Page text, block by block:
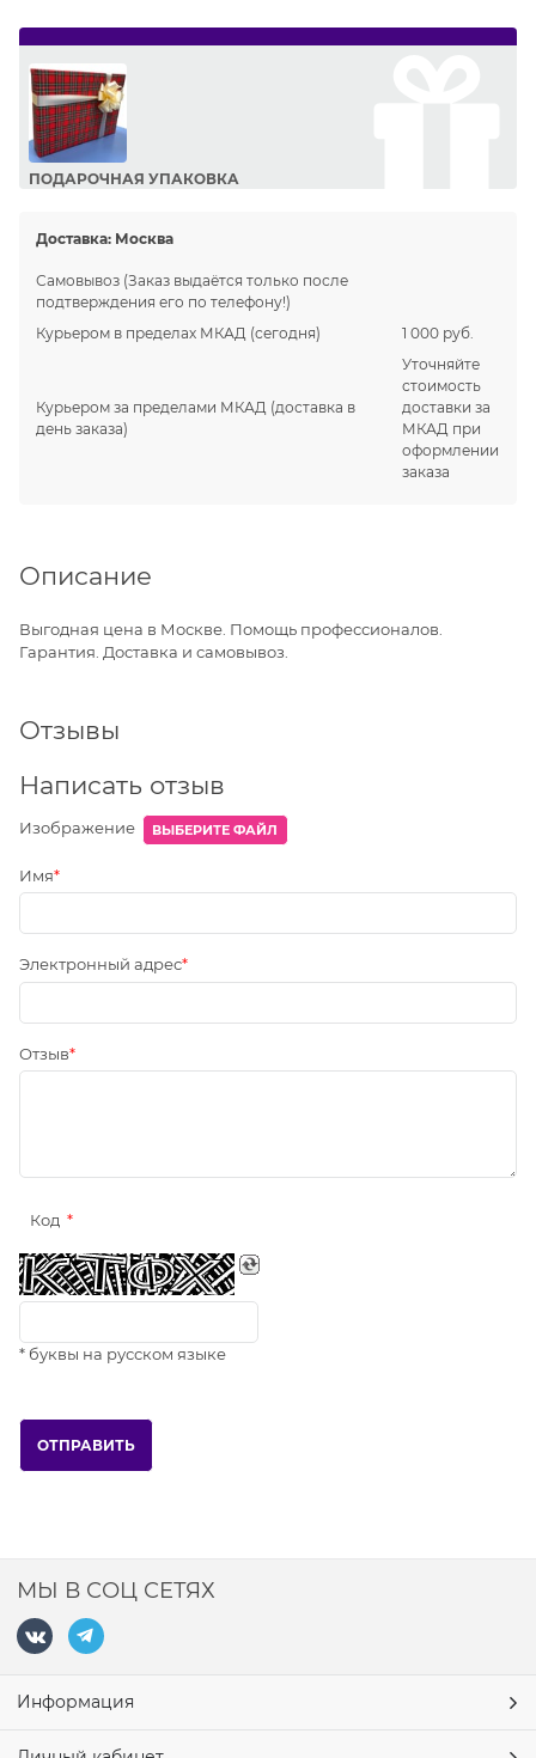
ПОДАРОЧНАЯ УПАКОВКА
Доставка: Москва
Самовывоз (Заказ выдаётся только после
подтверждения его по телефону!)
Курьером в пределах МКАД (сегодня) 1 000 руб.
Курьером за пределами МКАД (доставка в
день заказа)
Уточняйте
стоимость
доставки за
МКАД при
оформлении
заказа
Описание
Выгодная цена в Москве. Помощь профессионалов.
Гарантия. Доставка и самовывоз.
Отзывы
Написать отзыв
Изображение ВЫБЕРИТЕ ФАЙЛ
Имя
Электронный адрес
Отзыв
Код
* буквы на русском языке
МЫ В СОЦ СЕТЯХ
Информация